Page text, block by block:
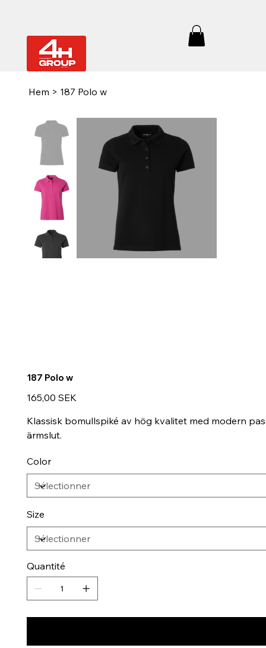
Hem > 187 Polo w
187 Polo w
Prix
165,00 SEK
Klassisk bomullspiké av hög kvalitet med modern
ärmslut.
Color
Size
Quantité